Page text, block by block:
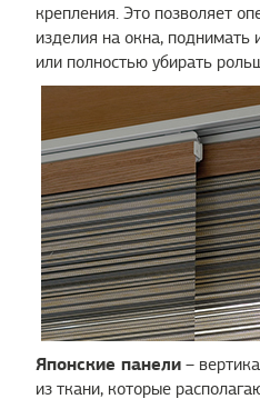
крепления. Это позволяет
изделия на окна, поднимать
или полностью убирать
Японские панели –
из ткани, которые